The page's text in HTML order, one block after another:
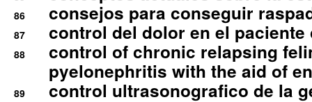
86 consejos para conseguir
87 control del dolor en el
88
control of chronic relapsing
pyelonephritis with the aid of
89
control ultrasonografico de la